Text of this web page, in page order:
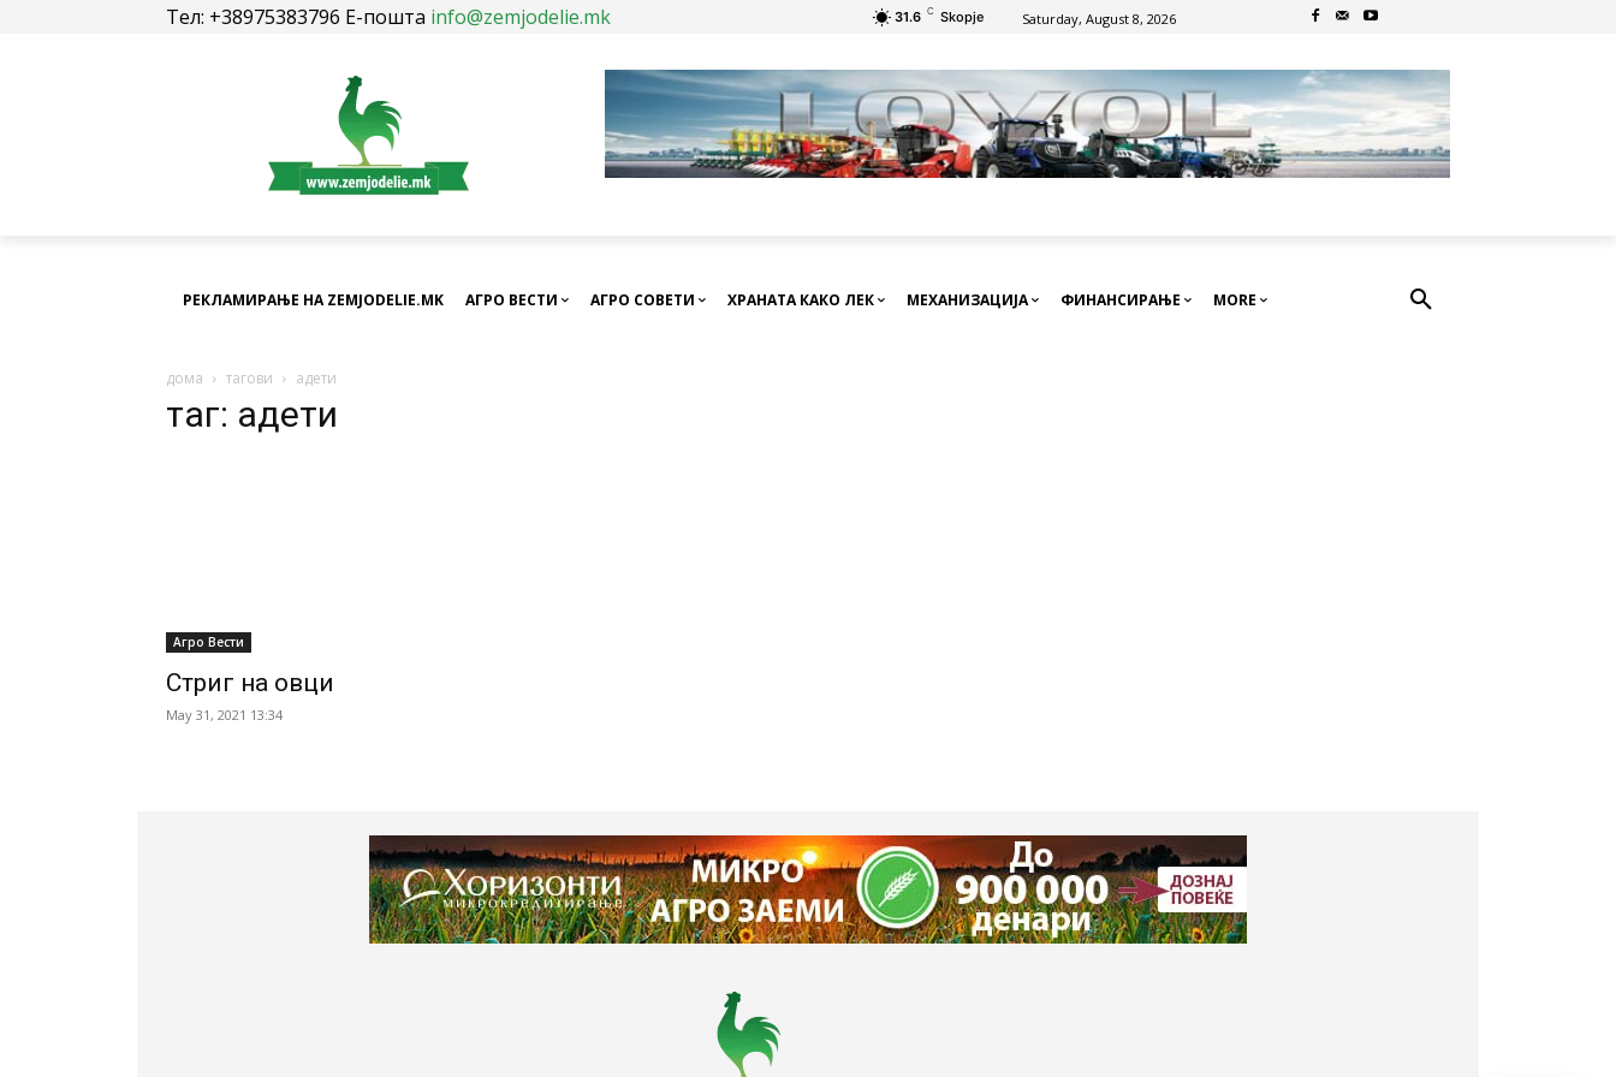
Тел: +38975383796 Е-пошта info@zemjodelie.mk 31.6 C Skopje Saturday, August 8, 2026
РЕКЛАМИРАЊЕ НА ZEMJODELIE.MK АГРО ВЕСТИ АГРО СОВЕТИ ХРАНАТА КАКО ЛЕК МЕХАНИЗАЦИЈА ФИНАНСИРАЊЕ MORE
дома тагови адети
таг: адети
Агро Вести
Стриг на овци
May 31, 2021 13:34